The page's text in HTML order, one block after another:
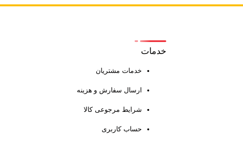
خدمات
خدمات مشتریان
ارسال سفارش و هزینه
شرایط مرجوعی کالا
حساب کاربری